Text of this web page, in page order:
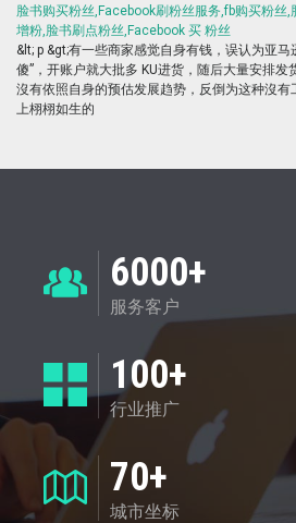
脸书购买粉丝,Facebook刷粉丝服务,fb购买粉丝
增粉,脸书刷点粉丝,Facebook 买 粉丝
&lt; p &gt;有一些商家感觉自身有钱，误认为亚
傻”，开账户就大批多 KU进货，随后大量安排发
沒有依照自身的预估发展趋势，反倒为这种沒
上栩栩如生的
6000+
服务客户
100+
行业推广
70+
城市坐标